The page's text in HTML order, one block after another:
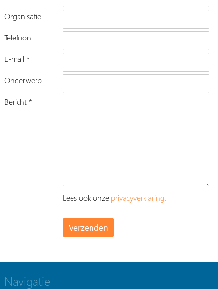
Organisatie
Telefoon
E-mail *
Onderwerp
Bericht *
Lees ook onze privacyverklaring
Navigatie